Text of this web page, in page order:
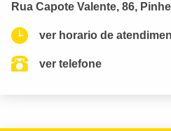
Rua Capote Valente, 86,
ver horario de
ver telefone